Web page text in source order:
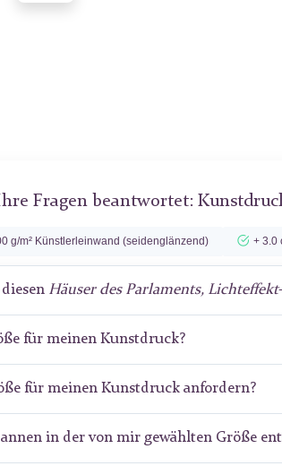
Fragen beantwortet:
g/m² Künstlerleinwand (seidenglänzend) + 3.0
Häuser des Parlaments, Lichteffekt
für meinen Kunstdruck?
für meinen Kunstdruck anfordern?
in der von mir gewählten Größe